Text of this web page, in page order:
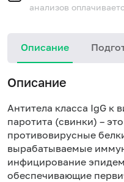
анализов
Описание
Описание
Антитела класса IgG к
паротита (свинки) –
противовирусные
вырабатываемые
инфицирование
обеспечивающие